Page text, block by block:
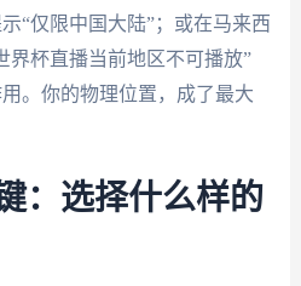
“仅限中国大陆”；或在马来西
界杯直播当前地区不可播放”
。你的物理位置，成了最大
：选择什么样的